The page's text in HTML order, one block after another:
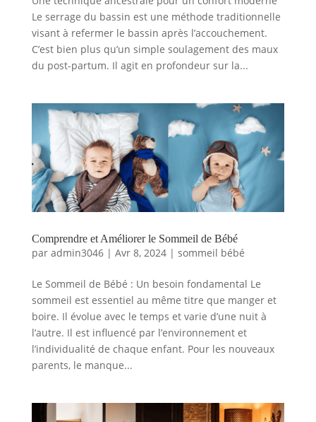
Le serrage du bassin est une méthode traditionnelle
visant à refermer le bassin après l’accouchement.
C’est bien plus qu’un simple soulagement des maux
du post-partum. Il agit en profondeur sur la...
Comprendre et Améliorer le Sommeil de Bébé
par admin3046| Avr 8, 2024| sommeil bébé
Le Sommeil de Bébé : Un besoin fondamental Le
sommeil est essentiel au même titre que manger et
boire. Il évolue avec le temps et varie d’une nuit à
l’autre. Il est influencé par l’environnement et
l’individualité de chaque enfant. Pour les nouveaux
parents, le manque...